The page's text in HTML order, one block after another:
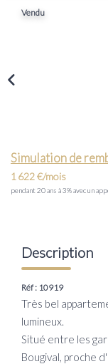
Vendu
Simulation de
1 622 €/mois
pendant 20 ans à 3% avec un
Description
Réf : 10919
Très bel
lumineux.
Situé entre les
Bougival, proche